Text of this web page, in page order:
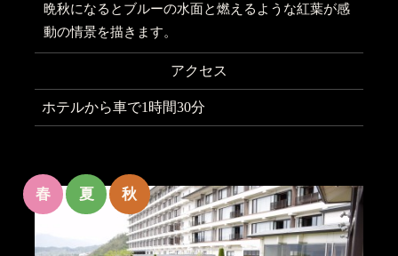
晩秋になるとブルーの水面と燃えるような紅葉が感
動の情景を描きます。
アクセス
ホテルから車で1時間30分
春 夏 秋